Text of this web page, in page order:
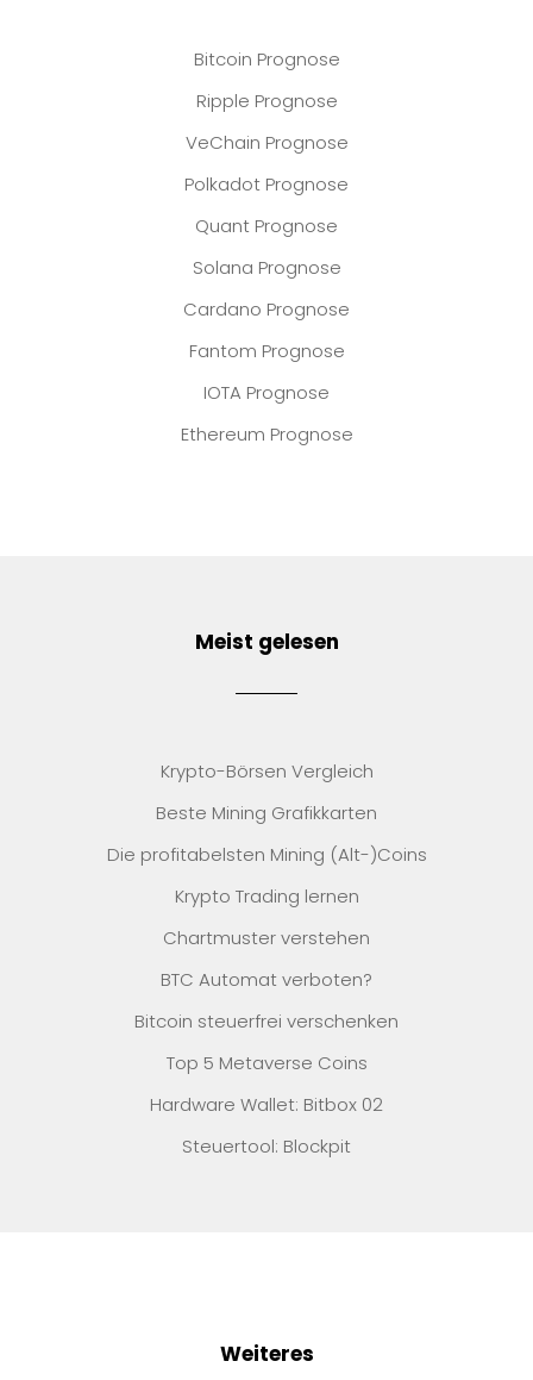
Bitcoin Prognose
Ripple Prognose
VeChain Prognose
Polkadot Prognose
Quant Prognose
Solana Prognose
Cardano Prognose
Fantom Prognose
IOTA Prognose
Ethereum Prognose
Meist gelesen
Krypto-Börsen Vergleich
Beste Mining Grafikkarten
Die profitabelsten Mining (Alt-)Coins
Krypto Trading lernen
Chartmuster verstehen
BTC Automat verboten?
Bitcoin steuerfrei verschenken
Top 5 Metaverse Coins
Hardware Wallet: Bitbox 02
Steuertool: Blockpit
Weiteres